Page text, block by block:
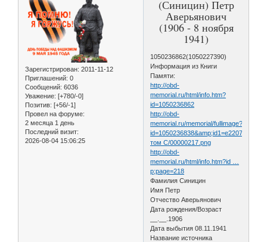
Зарегистрирован: 2011-11-12
Приглашений: 0
Сообщений: 6036
Уважение: [+780/-0]
Позитив: [+56/-1]
Провел на форуме:
2 месяца 1 день
Последний визит:
2026-08-04 15:06:25
(Синицин) Петр
Аверьянович
(1906 - 8 ноября
1941)
1050236862(1050227390)
Информация из Книги
Памяти:
http://obd-
memorial.ru/html/info.htm?
id=1050236862
http://obd-
memorial.ru/memorial/fullimage?
том С/00000217.png
http://obd-
memorial.ru/html/info.htm?id …
p;page=218
Фамилия Синицин
Имя Петр
Отчество Аверьянович
Дата рождения/Возраст
__.__.1906
Дата выбытия 08.11.1941
Название источника